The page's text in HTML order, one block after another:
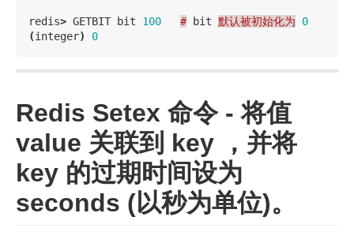
redis> GETBIT bit 100 # bit 默认被初始化为
0
(integer) 0
Redis Setex 命令 - 将值
value 关联到 key ，并将
key 的过期时间设为
seconds (以秒为单位)。